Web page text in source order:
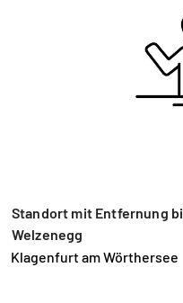
Standort mit Entfernung
Welzenegg
Klagenfurt am Wörthersee